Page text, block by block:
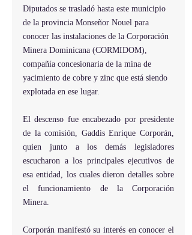
Diputados se trasladó hasta este municipio
de la provincia Monseñor Nouel para
conocer las instalaciones de la Corporación
Minera Dominicana (CORMIDOM),
compañía concesionaria de la mina de
yacimiento de cobre y zinc que está siendo
explotada en ese lugar.
El descenso fue encabezado por presidente
de la comisión, Gaddis Enrique Corporán,
quien junto a los demás legisladores
escucharon a los principales ejecutivos de
esa entidad, los cuales dieron detalles sobre
el funcionamiento de la Corporación
Minera.
Corporán manifestó su interés en conocer el